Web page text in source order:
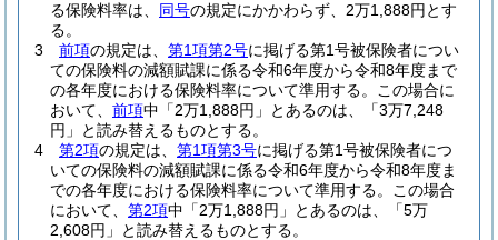
る保険料率は、 同号の規定にかかわらず、2万1,888円とす
る。
3
前項の規定は、 第1項第2号に掲げる第1号被保険者につい
ての保険料の減額賦課に係る令和6年度から令和8年度まで
の各年度における保険料率について準用する。
この場合に
おいて、 前項中「2万1,888円」とあるのは、「3万7,248
円」と読み替えるものとする。
4
第2項の規定は、 第1項第3号に掲げる第1号被保険者につ
いての保険料の減額賦課に係る令和6年度から令和8年度ま
での各年度における保険料率について準用する。
この場合
において、 第2項中「2万1,888円」とあるのは、「5万
2,608円」と読み替えるものとする。